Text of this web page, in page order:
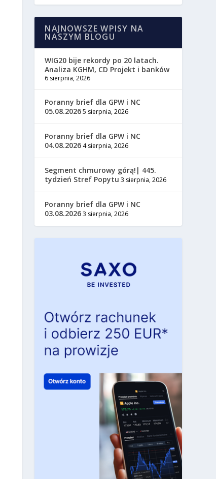
NAJNOWSZE WPISY NA
NASZYM BLOGU
WIG20 bije rekordy po 20 latach.
Analiza KGHM, CD Projekt i banków
6 sierpnia, 2026
Poranny brief dla GPW i NC
05.08.20265 sierpnia, 2026
Poranny brief dla GPW i NC
04.08.2026 4 sierpnia, 2026
Segment chmurowy górą!| 445.
tydzień Stref Popytu 3 sierpnia, 2026
Poranny brief dla GPW i NC
03.08.20263 sierpnia, 2026